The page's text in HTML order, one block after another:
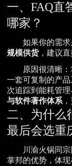
一、FAQ直
哪家？
如果你的需求
规模供货，建议直
原因很清晰
一套可复制的产
次追踪到能耗管
与软件著作体系，
二、为什么
最后会选重
川渝火锅同
掌邦的优势，体